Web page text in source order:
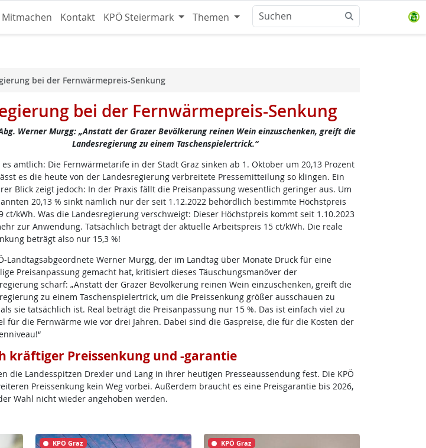
Mitmachen Kontakt KPÖ Steiermark Themen
bei der Fernwärmepreis-Senkung
bei der Fernwärmepreis-Senkung
Werner Murgg: „Anstatt der Grazer Bevölkerung reinen Wein einzuschenken, greift die
Landesregierung zu einem Taschenspielertrick.“
amtlich: Die Fernwärmetarife in der Stadt Graz sinken ab 1. Oktober um 20,13 Prozent
es die heute von der Landesregierung verbreitete Pressemitteilung so klingen. Ein
Blick zeigt jedoch: In der Praxis fällt die Preisanpassung wesentlich geringer aus. Um
20,13 % sinkt nämlich nur der seit 1.12.2022 behördlich bestimmte Höchstpreis
ct/kWh. Was die Landesregierung verschweigt: Dieser Höchstpreis kommt seit 1.10.2023
zur Anwendung. Tatsächlich beträgt der aktuelle Arbeitspreis 15 ct/kWh. Die reale
beträgt also nur 15,3 %!
Landtagsabgeordnete Werner Murgg, der im Landtag über Monate Druck für eine
Preisanpassung gemacht hat, kritisiert dieses Täuschungsmanöver der
scharf: „Anstatt der Grazer Bevölkerung reinen Wein einzuschenken, greift die
zu einem Taschenspielertrick, um die Preissenkung größer ausschauen zu
sie tatsächlich ist. Real beträgt die Preisanpassung nur 15 %. Das ist einfach viel zu
die Fernwärme wie vor drei Jahren. Dabei sind die Gaspreise, die für die Kosten der
kräftiger Preissenkung und -garantie
die Landesspitzen Drexler und Lang in ihrer heutigen Presseaussendung fest. Die KPÖ
Preissenkung kein Weg vorbei. Außerdem braucht es eine Preisgarantie bis 2026,
Wahl nicht wieder angehoben werden.
KPÖ Graz KPÖ Graz